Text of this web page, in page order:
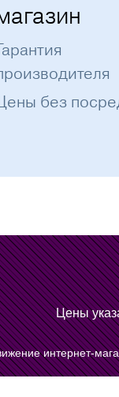
без
Цены
интернет-